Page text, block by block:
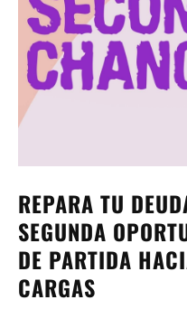
REPARA TU
SEGUNDA
DE PARTIDA
CARGAS